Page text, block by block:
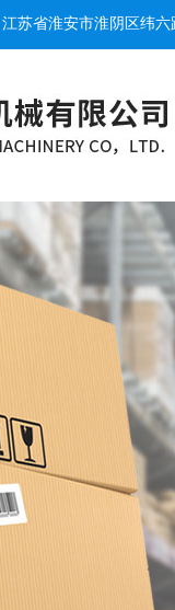
苏省淮安市淮阴区纬六